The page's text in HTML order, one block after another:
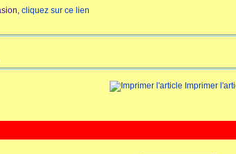
cliquez sur ce lien
Imprimer